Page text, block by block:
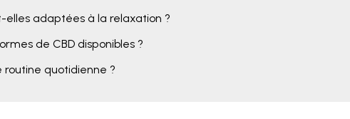
elles adaptées à la relaxation ?
de CBD disponibles ?
quotidienne ?